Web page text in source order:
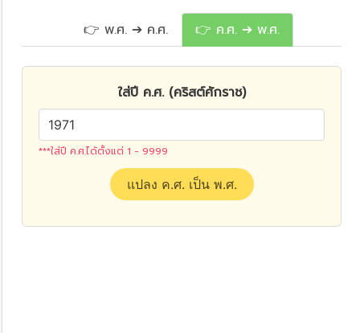
👉 พ.ศ. ➔ ค.ศ. 👉 ค.ศ. ➔ พ.ศ.
ใส่ปี ค.ศ. (คริสต์ศักราช)
***ใส่ปี ค.ศ.ได้ตั้งแต่ 1 - 9999
แปลง ค.ศ. เป็น พ.ศ.